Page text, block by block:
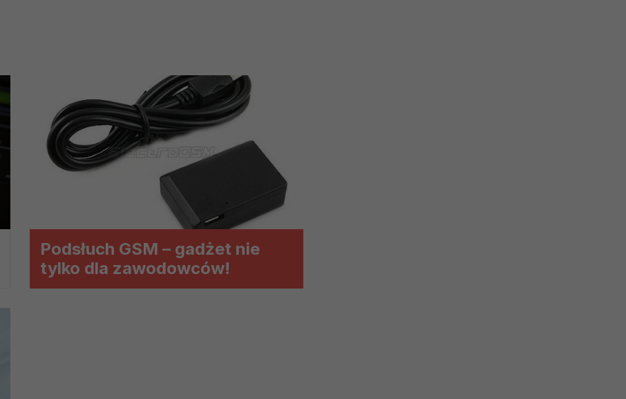
Podsłuch GSM – gadżet nie
tylko dla zawodowców!
w tym tematykę ukazujących się tam materiałów do Twoich zainteresowań oraz do
do Twoich potrzeb i zainteresowań,
nam udoskonalać nasze usługi i sprawić, że będą maksymalnie odpowiadać Twoim
Twoje dane możemy przekazywać podmiotom przetwarzającym je na nasze zlecenie,
naszych usług oraz podmiotom uprawnionym do uzyskania danych na podstawie
lub organy ścigania – oczywiście tylko gdy wystąpią z żądaniem w oparciu o stosowną podstawę
że na większości stron internetowych dane o ruchu użytkowników zbierane są przez naszych
do Twoich danych?
dostępu do danych, sprostowania, usunięcia lub ograniczenia ich przetwarzania. Możesz
danych osobowych, zgłosić sprzeciw oraz skorzystać z innych praw wymienionych
Twoich danych?
musi być oparte na właściwej, zgodnej z obowiązującymi przepisami, podstawie prawnej.
danych w celu świadczenia usług, w tym dopasowywania ich do Twoich zainteresowań,
oraz zapewniania ich bezpieczeństwa jest niezbędność do wykonania umów o ich świadczenie